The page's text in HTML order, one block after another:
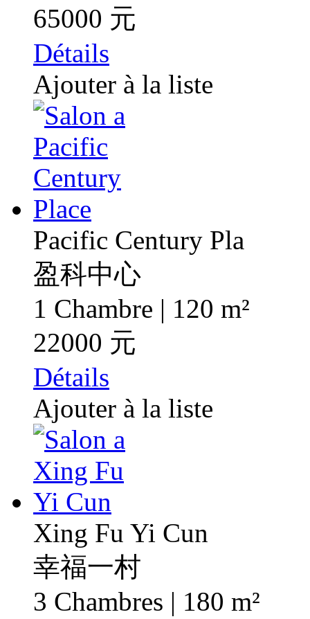
65000 元
Détails
Ajouter à la liste
Pacific Century Pla
盈科中心
1 Chambre | 120 m²
22000 元
Détails
Ajouter à la liste
Xing Fu Yi Cun
幸福一村
3 Chambres | 180 m²